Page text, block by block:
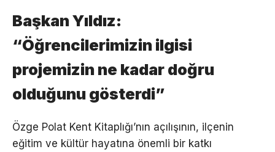
Başkan Yıldız:
“Öğrencilerimizin ilgisi
projemizin ne kadar doğru
olduğunu gösterdi”
Özge Polat Kent Kitaplığı’nın açılışının, ilçenin
eğitim ve kültür hayatına önemli bir katkı